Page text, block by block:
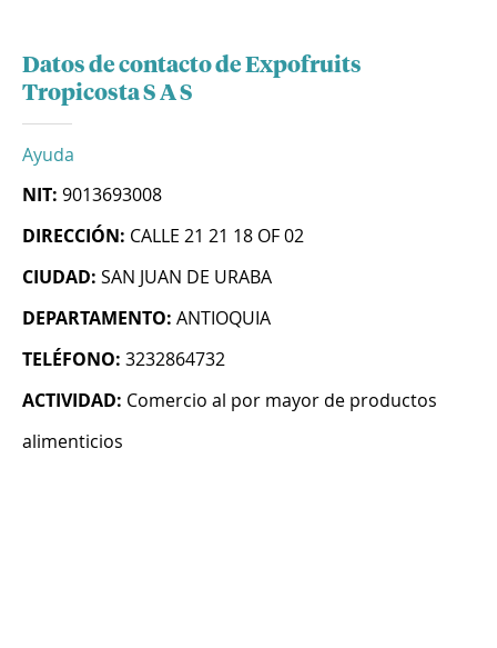
Datos de contacto de Expofruits
Tropicosta S A S
Ayuda
NIT: 9013693008
DIRECCIÓN: CALLE 21 21 18 OF 02
CIUDAD: SAN JUAN DE URABA
DEPARTAMENTO: ANTIOQUIA
TELÉFONO: 3232864732
ACTIVIDAD: Comercio al por mayor de productos
alimenticios